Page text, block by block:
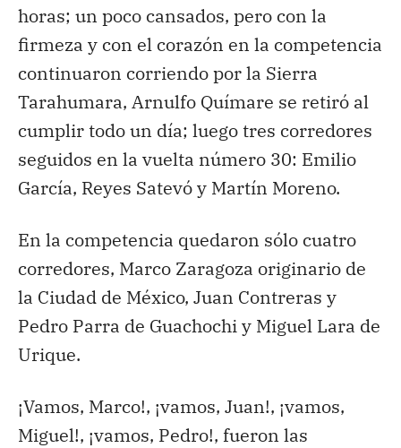
horas; un poco cansados, pero con la
firmeza y con el corazón en la competencia
continuaron corriendo por la Sierra
Tarahumara, Arnulfo Químare se retiró al
cumplir todo un día; luego tres corredores
seguidos en la vuelta número 30: Emilio
García, Reyes Satevó y Martín Moreno.
En la competencia quedaron sólo cuatro
corredores, Marco Zaragoza originario de
la Ciudad de México, Juan Contreras y
Pedro Parra de Guachochi y Miguel Lara de
Urique.
¡Vamos, Marco!, ¡vamos, Juan!, ¡vamos,
Miguel!, ¡vamos, Pedro!, fueron las